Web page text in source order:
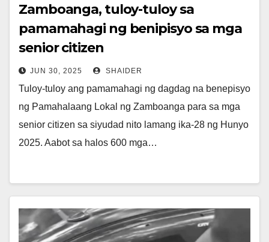
Zamboanga, tuloy-tuloy sa
pamamahagi ng benipisyo sa mga
senior citizen
JUN 30, 2025 SHAIDER
Tuloy-tuloy ang pamamahagi ng dagdag na benepisyo
ng Pamahalaang Lokal ng Zamboanga para sa mga
senior citizen sa siyudad nito lamang ika-28 ng Hunyo
2025. Aabot sa halos 600 mga…